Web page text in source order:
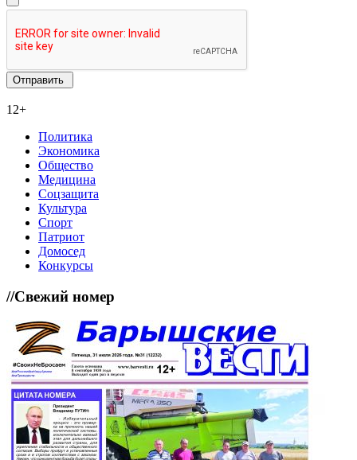
12+
Политика
Экономика
Общество
Медицина
Соцзащита
Культура
Спорт
Патриот
Домосед
Конкурсы
//Свежий номер